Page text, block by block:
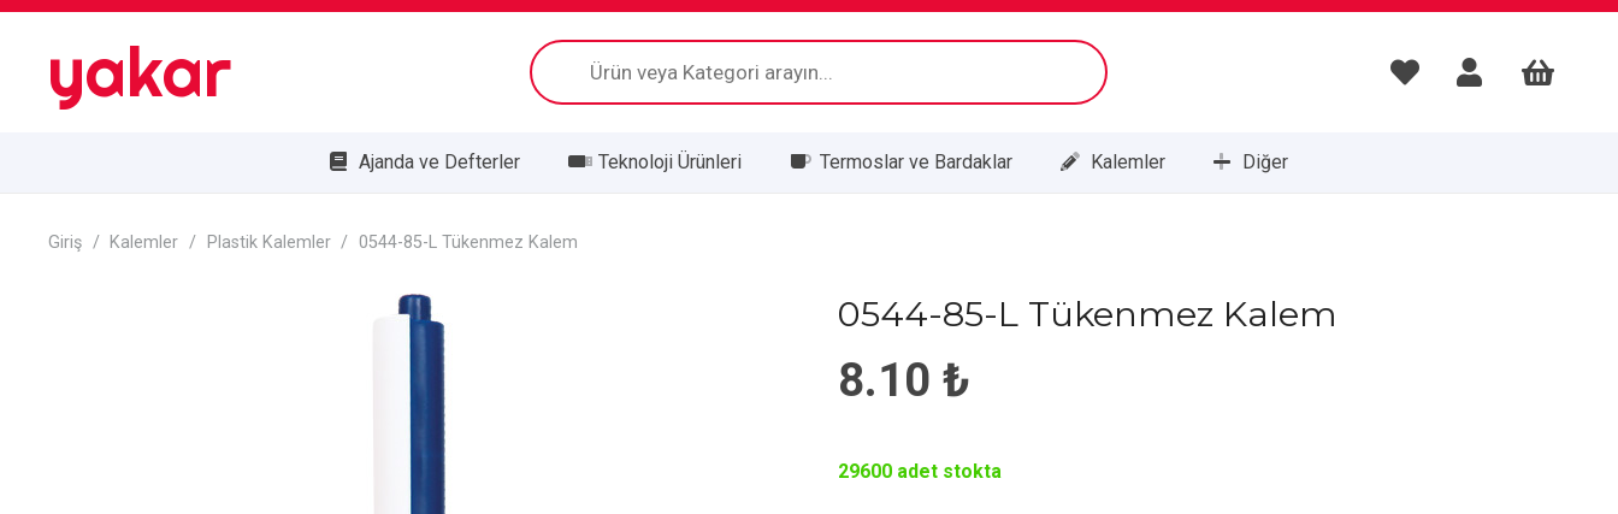
yakar
Products
search
Ajanda ve Defterler Teknoloji Ürünleri Termoslar ve Bardaklar Kalemler Diğer
Giriş / Kalemler / Plastik Kalemler / 0544-85-L Tükenmez Kalem
0544-85-L Tükenmez Kalem
8.10 ₺
29600 adet stokta